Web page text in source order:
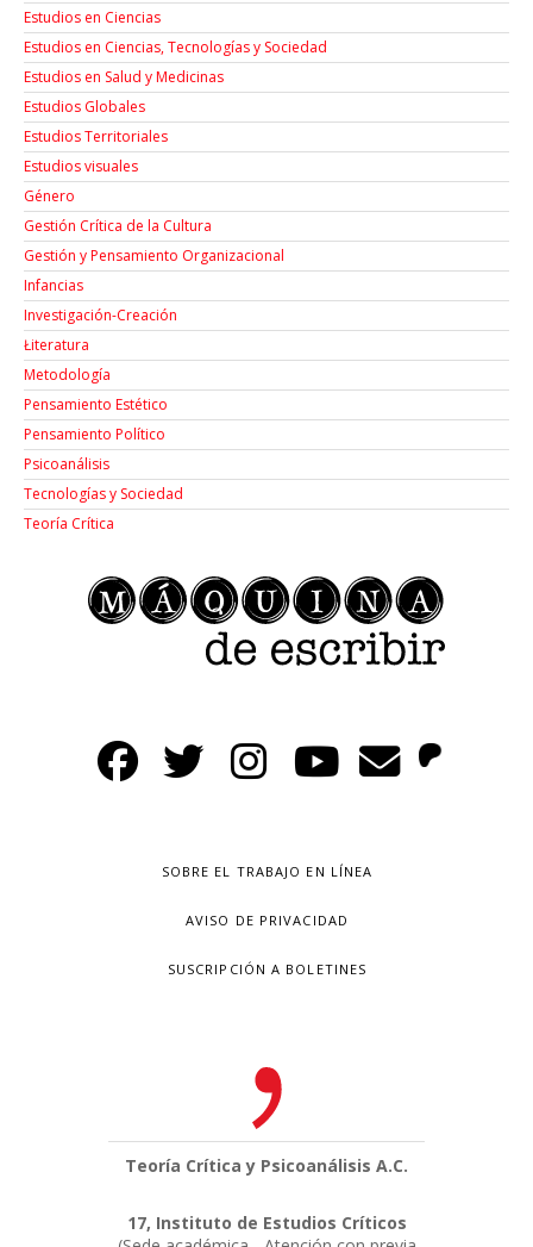
Estudios en Ciencias
Estudios en Ciencias, Tecnologías y Sociedad
Estudios en Salud y Medicinas
Estudios Globales
Estudios Territoriales
Estudios visuales
Género
Gestión Crítica de la Cultura
Gestión y Pensamiento Organizacional
Infancias
Investigación-Creación
Łiteratura
Metodología
Pensamiento Estético
Pensamiento Político
Psicoanálisis
Tecnologías y Sociedad
Teoría Crítica
SOBRE EL TRABAJO EN LÍNEA
AVISO DE PRIVACIDAD
SUSCRIPCIÓN A BOLETINES
Teoría Crítica y Psicoanálisis A.C.
17, Instituto de Estudios Críticos